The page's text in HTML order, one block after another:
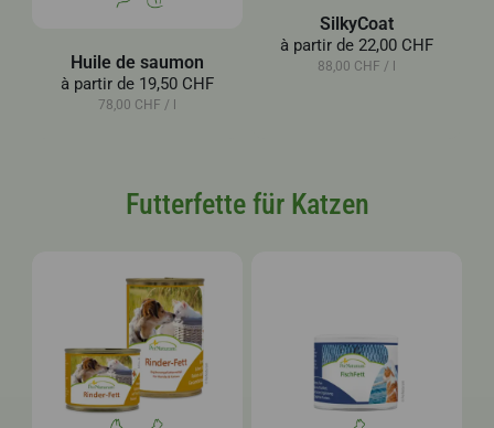
Huile de saumon
à partir de19,50 CHF
78,00 CHF / l
SilkyCoat
à partir de 22,00 CHF
88,00 CHF / l
Futterfette für Katzen